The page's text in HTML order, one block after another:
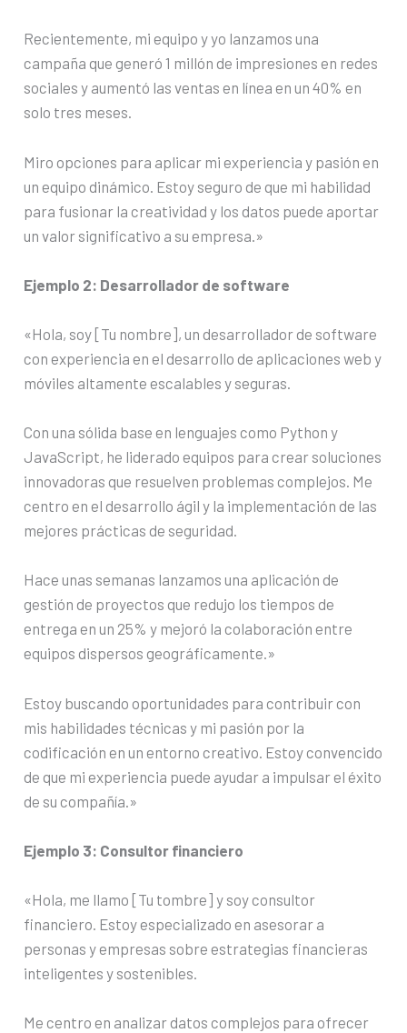
Recientemente, mi equipo y yo lanzamos una
campaña que generó 1 millón de impresiones en redes
sociales y aumentó las ventas en línea en un 40% en
solo tres meses.
Miro opciones para aplicar mi experiencia y pasión en
un equipo dinámico. Estoy seguro de que mi habilidad
para fusionar la creatividad y los datos puede aportar
un valor significativo a su empresa.»
Ejemplo 2: Desarrollador de software
«Hola, soy [Tu nombre], un desarrollador de software
con experiencia en el desarrollo de aplicaciones web y
móviles altamente escalables y seguras.
Con una sólida base en lenguajes como Python y
JavaScript, he liderado equipos para crear soluciones
innovadoras que resuelven problemas complejos. Me
centro en el desarrollo ágil y la implementación de las
mejores prácticas de seguridad.
Hace unas semanas lanzamos una aplicación de
gestión de proyectos que redujo los tiempos de
entrega en un 25% y mejoró la colaboración entre
equipos dispersos geográficamente.»
Estoy buscando oportunidades para contribuir con
mis habilidades técnicas y mi pasión por la
codificación en un entorno creativo. Estoy convencido
de que mi experiencia puede ayudar a impulsar el éxito
de su compañía.»
Ejemplo 3: Consultor financiero
«Hola, me llamo [Tu tombre] y soy consultor
financiero. Estoy especializado en asesorar a
personas y empresas sobre estrategias financieras
inteligentes y sostenibles.
Me centro en analizar datos complejos para ofrecer